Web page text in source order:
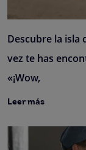
Descubre la isla
vez te has
«¡Wow,
Leer más